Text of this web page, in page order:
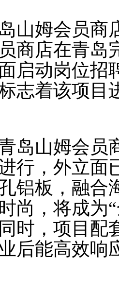
姆会员商店
商店在青岛
启动岗位招
志着该项目
山姆会员
行，外立面
铝板，融合
尚，将成为
时，项目配
后能高效响